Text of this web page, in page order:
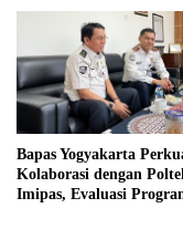
Bapas Yogyakarta
Kolaborasi dengan
Imipas, Evaluasi